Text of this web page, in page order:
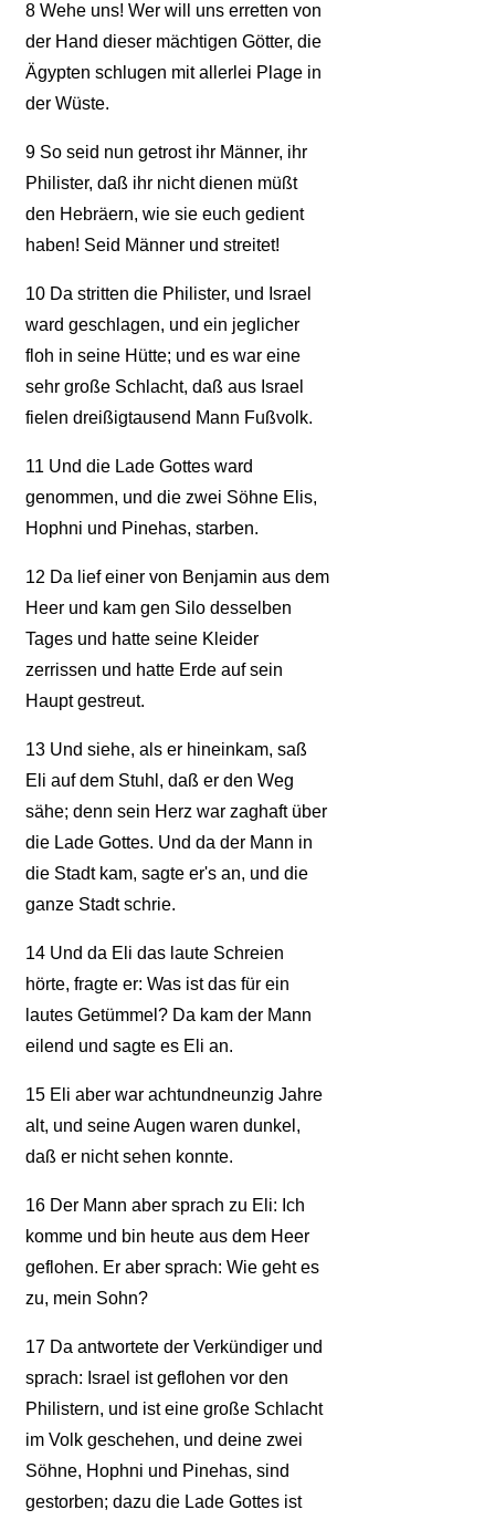
8Wehe uns! Wer will uns erretten von
der Hand dieser mächtigen Götter, die
Ägypten schlugen mit allerlei Plage in
der Wüste.
9So seid nun getrost ihr Männer, ihr
Philister, daß ihr nicht dienen müßt
den Hebräern, wie sie euch gedient
haben! Seid Männer und streitet!
10Da stritten die Philister, und Israel
ward geschlagen, und ein jeglicher
floh in seine Hütte; und es war eine
sehr große Schlacht, daß aus Israel
fielen dreißigtausend Mann Fußvolk.
11 Und die Lade Gottes ward
genommen, und die zwei Söhne Elis,
Hophni und Pinehas, starben.
12 Da lief einer von Benjamin aus dem
Heer und kam gen Silo desselben
Tages und hatte seine Kleider
zerrissen und hatte Erde auf sein
Haupt gestreut.
13Und siehe, als er hineinkam, saß
Eli auf dem Stuhl, daß er den Weg
sähe; denn sein Herz war zaghaft über
die Lade Gottes. Und da der Mann in
die Stadt kam, sagte er's an, und die
ganze Stadt schrie.
14Und da Eli das laute Schreien
hörte, fragte er: Was ist das für ein
lautes Getümmel? Da kam der Mann
eilend und sagte es Eli an.
15Eli aber war achtundneunzig Jahre
alt, und seine Augen waren dunkel,
daß er nicht sehen konnte.
16Der Mann aber sprach zu Eli: Ich
komme und bin heute aus dem Heer
geflohen. Er aber sprach: Wie geht es
zu, mein Sohn?
17Da antwortete der Verkündiger und
sprach: Israel ist geflohen vor den
Philistern, und ist eine große Schlacht
im Volk geschehen, und deine zwei
Söhne, Hophni und Pinehas, sind
gestorben; dazu die Lade Gottes ist